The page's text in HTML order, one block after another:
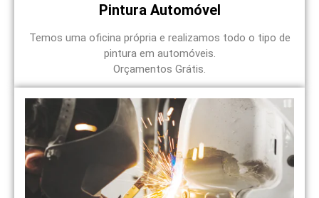
Pintura Automóvel
Temos uma oficina própria e realizamos todo o tipo de
pintura em automóveis.
Orçamentos Grátis.